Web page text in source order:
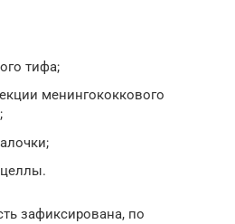
тифа;
менингококкового
зафиксирована, по